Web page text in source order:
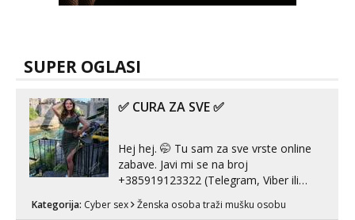
SUPER OGLASI
✅ CURA ZA SVE ✅
Hej hej. 🤭 Tu sam za sve vrste online
zabave. Javi mi se na broj
+385919123322 (Telegram, Viber ili
Whatsapp). 🤙 NE javljaj se na uzivo.
Hvala.
Kategorija: Cyber sex Ženska osoba traži mušku osobu